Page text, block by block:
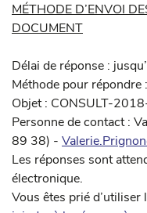
MÉTHODE D’ENVOI
DOCUMENT
Délai de réponse :
Méthode pour répondre
Objet : CONSULT-
Personne de contact :
89 38) -
Les réponses sont
électronique.
Vous êtes prié d’utiliser